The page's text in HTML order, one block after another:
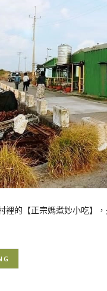
裡的【正宗媽煮妙小吃】